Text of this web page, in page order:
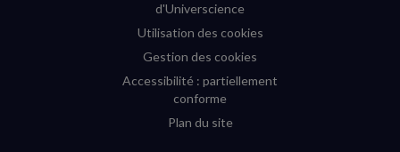
d'Universcience
Utilisation des cookies
Gestion des cookies
Accessibilité : partiellement
conforme
Plan du site